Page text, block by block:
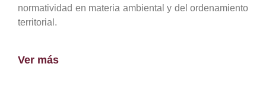
normatividad en materia ambiental y del ordenamiento
territorial.
Ver más